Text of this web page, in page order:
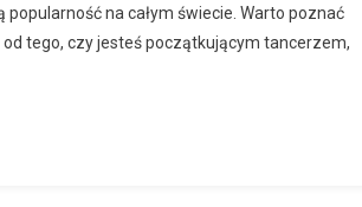
na całym świecie. Warto poznać
tego, czy jesteś początkującym tancerzem,